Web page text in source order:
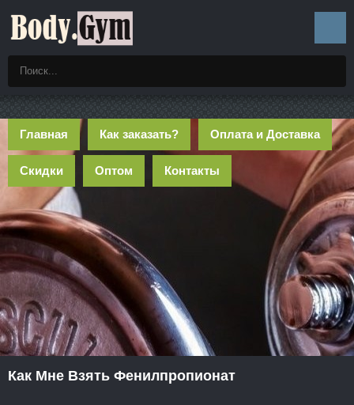
Главная Как заказать? Оплата и Доставка
Скидки Оптом Контакты
Как Мне Взять Фенилпропионат